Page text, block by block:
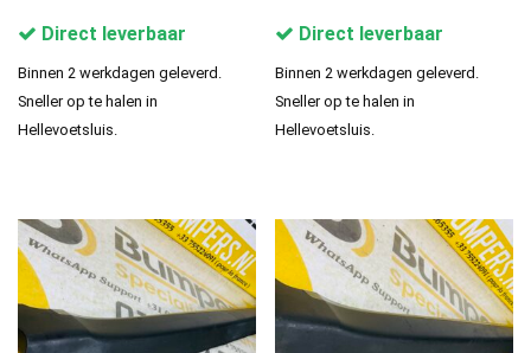
Direct leverbaar
Binnen 2 werkdagen geleverd.
Sneller op te halen in
Hellevoetsluis.
Direct leverbaar
Binnen 2 werkdagen geleverd.
Sneller op te halen in
Hellevoetsluis.